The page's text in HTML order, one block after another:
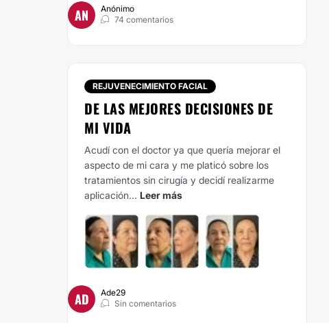
AN
Anónimo
74 comentarios
REJUVENECIMIENTO FACIAL
DE LAS MEJORES DECISIONES DE
MI VIDA
Acudí con el doctor ya que quería mejorar el
aspecto de mi cara y me platicó sobre los
tratamientos sin cirugía y decidí realizarme
aplicación... Leer más
AD
Ade29
Sin comentarios